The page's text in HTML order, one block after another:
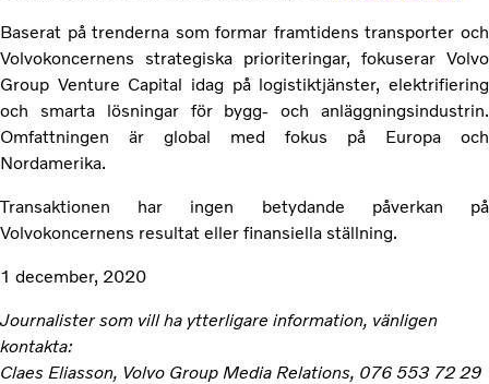
Baserat på trenderna som formar framtidens transporter och
Volvokoncernens strategiska prioriteringar, fokuserar Volvo
Group Venture Capital idag på logistiktjänster, elektrifiering
och smarta lösningar för bygg- och anläggningsindustrin.
Omfattningen är global med fokus på Europa och
Nordamerika.
Transaktionen har ingen betydande påverkan på
Volvokoncernens resultat eller finansiella ställning.
1 december, 2020
Journalister som vill ha ytterligare information, vänligen
kontakta:
Claes Eliasson, Volvo Group Media Relations, 076 553 72 29